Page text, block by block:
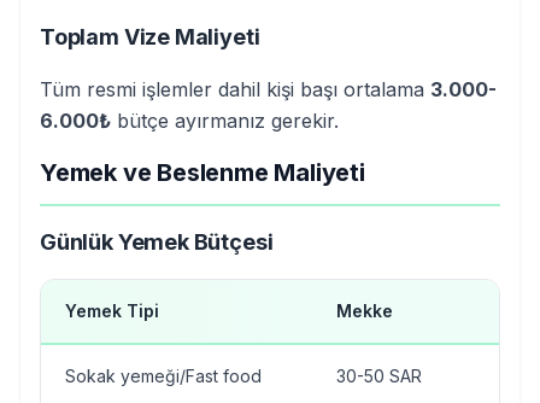
Toplam Vize Maliyeti
Tüm resmi işlemler dahil kişi başı ortalama 3.000-
6.000₺ bütçe ayırmanız gerekir.
Yemek ve Beslenme Maliyeti
Günlük Yemek Bütçesi
Yemek Tipi Mekke
Sokak yemeği/Fast food 30-50 SAR